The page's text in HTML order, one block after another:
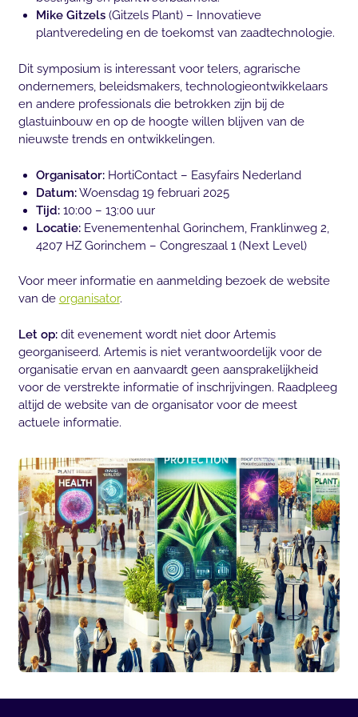
Mike Gitzels (Gitzels Plant) – Innovatieve
plantveredeling en de toekomst van zaadtechnologie.
Dit symposium is interessant voor telers, agrarische
ondernemers, beleidsmakers, technologieontwikkelaars
en andere professionals die betrokken zijn bij de
glastuinbouw en op de hoogte willen blijven van de
nieuwste trends en ontwikkelingen.
Organisator: HortiContact – Easyfairs Nederland
Datum:Woensdag 19 februari 2025
Tijd: 10:00 – 13:00 uur
Locatie: Evenementenhal Gorinchem, Franklinweg 2,
4207 HZ Gorinchem – Congreszaal 1 (Next Level)
Voor meer informatie en aanmelding bezoek de website
van de organisator.
Let op:dit evenement wordt niet door Artemis
georganiseerd. Artemis is niet verantwoordelijk voor de
organisatie ervan en aanvaardt geen aansprakelijkheid
voor de verstrekte informatie of inschrijvingen. Raadpleeg
altijd de website van de organisator voor de meest
actuele informatie.